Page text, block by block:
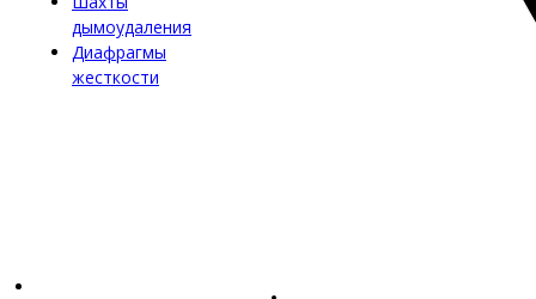
дымоудаления
Диафрагмы
жесткости